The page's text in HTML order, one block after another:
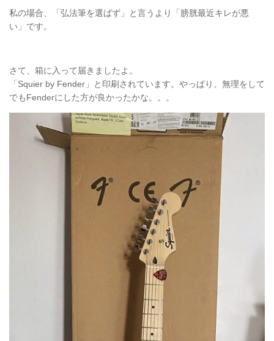
私の場合、「弘法筆を選ばず」と言うより「膀胱最近キレが悪
い」です。
さて、箱に入って届きましたよ。
「Squier by Fender」と印刷されています。やっぱり、無理をして
でもFenderにした方が良かったかな。。。